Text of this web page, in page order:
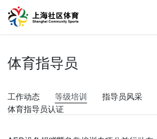
体育指导员
工作动态 等级培训
指导员风采
体育指导员认证